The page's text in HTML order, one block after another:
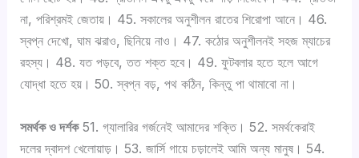
t
a
b
l
s
i
প
রা
জ
য়
দ
ল
না, পরিশ্রমই জেতায়। 45. সকালের অনুশীলন রাতের শিরোপা আনে। 46.
স্বপ্ন দেখো, ঘাম ঝরাও, ছিনিয়ে নাও। 47. কঠোর অনুশীলনই সহজ ম্যাচের
রহস্য। 48. যত পড়বে, তত শক্ত হবে। 49. ফুটবলার হতে হলে আগে
যোদ্ধা হতে হয়। 50. স্বপ্ন বড়, পথ কঠিন, কিন্তু পা থামাবো না।
সমর্থক ও দর্শক51. গ্যালারির গর্জনেই আমাদের শক্তি। 52. সমর্থকেরাই
দলের দ্বাদশ খেলোয়াড়। 53. জার্সি গায়ে চড়ালেই আমি অন্য মানুষ। 54.